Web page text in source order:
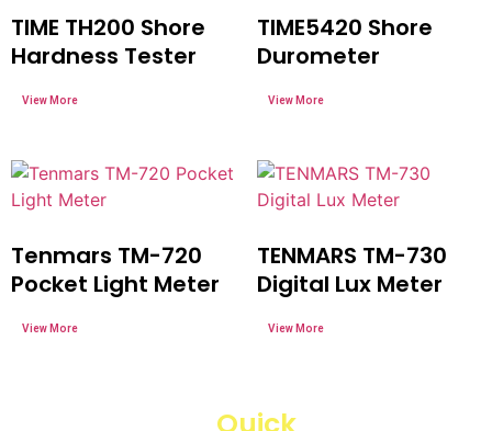
TIME TH200 Shore
Hardness Tester
TIME5420 Shore
Durometer
Tenmars TM-720
Pocket Light Meter
TENMARS TM-730
Digital Lux Meter